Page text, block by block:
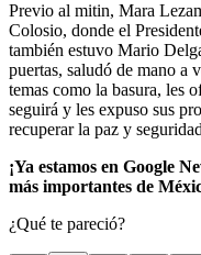
Previo al mitin, Mara
Colosio, donde el
también estuvo Mario
puertas, saludó de mano a
temas como la basura, les
seguirá y les expuso sus
recuperar la paz y
¡Ya estamos en Google
más importantes de
¿Qué te pareció?